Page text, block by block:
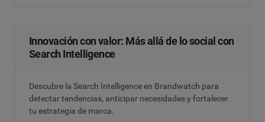
Innovación con valor: Más allá de lo social con
Search Intelligence
Descubre la Search Intelligence en Brandwatch para
detectar tendencias, anticipar necesidades y fortalecer
tu estrategia de marca.